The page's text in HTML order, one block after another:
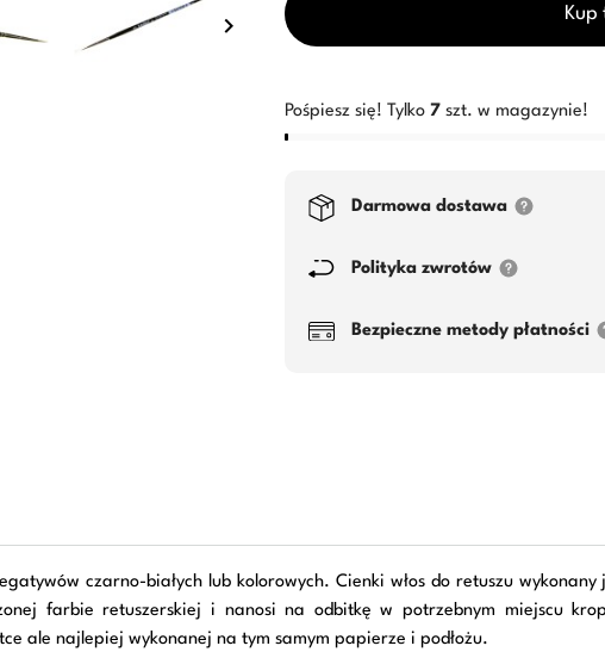
keyboard_arrow_right Kup
Pośpiesz się! Tylko 7 szt. w magazynie!
Darmowa dostawa
Polityka zwrotów
Bezpieczne metody płatności
czarno-białych lub kolorowych. Cienki włos do retuszu
farbie retuszerskiej i nanosi na odbitkę w potrzebnym miejscu
ale najlepiej wykonanej na tym samym papierze i podłożu.